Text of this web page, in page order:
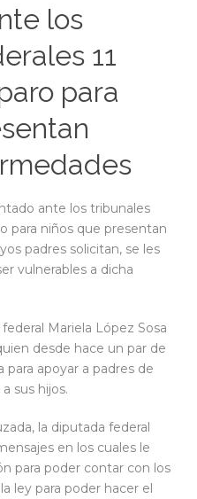
los
11
para
ante los tribunales
para niños que presentan
padres solicitan, se les
vulnerables a dicha
Mariela López Sosa
desde hace un par de
para apoyar a padres de
sus hijos.
la diputada federal
en los cuales le
para poder contar con los
ley para poder hacer el